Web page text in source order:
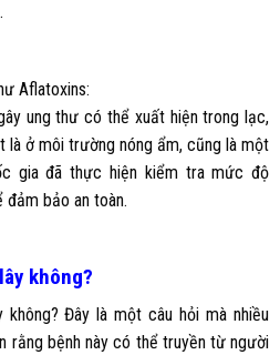
Aflatoxins:
ung thư có thể xuất hiện trong lạc,
là ở môi trường nóng ẩm, cũng là một
gia đã thực hiện kiểm tra mức độ
bảo an toàn.
không?
Đây là một câu hỏi mà nhiều
rằng bệnh này có thể truyền từ người